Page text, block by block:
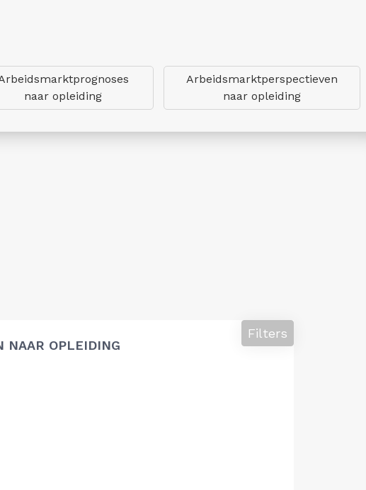
naar opleiding
Arbeidsmarktperspectieven
naar opleiding
NAAR OPLEIDING
Filters